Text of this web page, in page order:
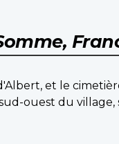
et le
ouest du